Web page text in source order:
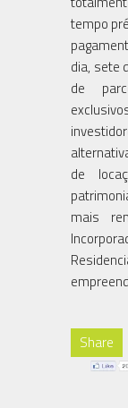
tempo
dia, sete
de
de
mais
Share